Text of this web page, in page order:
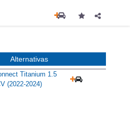
Alternativas
Titanium 1.5
(2022-2024)